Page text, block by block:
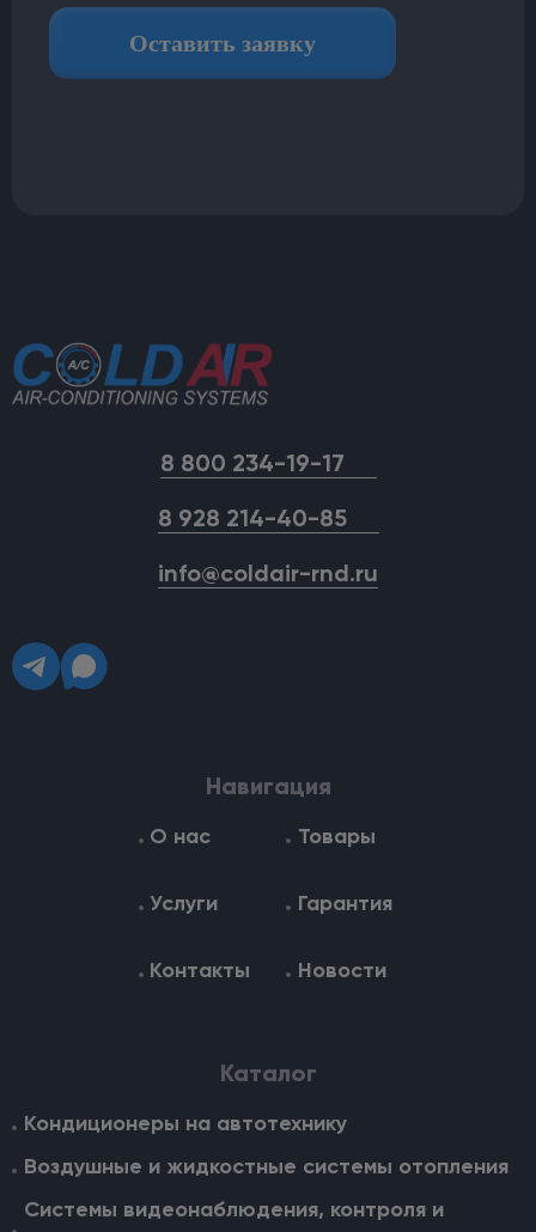
8 800 234-19-17
8 928 214-40-85
info@coldair-rnd.ru
Навигация
О нас Товары
Услуги Гарантия
Контакты Новости
Каталог
Кондиционеры на автотехнику
Воздушные и жидкостные cистемы отопления
Системы видеонаблюдения, контроля и